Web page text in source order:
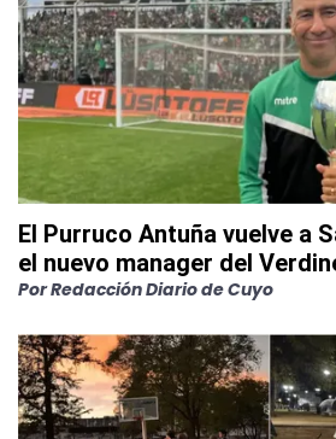
El Purruco Antuña vuelve a
el nuevo manager del
PorRedacción Diario de Cuyo